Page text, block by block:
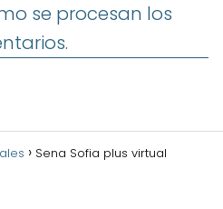
se procesan los
Sena Sofia plus virtual